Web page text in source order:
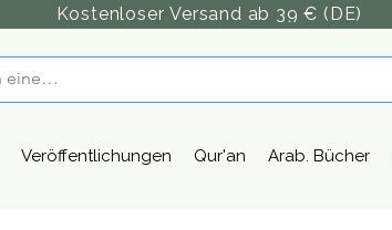
Kostenloser Versand ab 39 € (DE)
Veröffentlichungen Qur'an Arab. Bücher